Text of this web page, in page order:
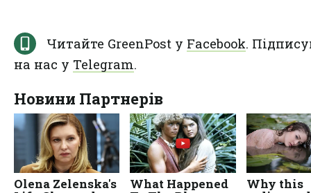
Читайте GreenPost у Facebook.
на нас у Telegram.